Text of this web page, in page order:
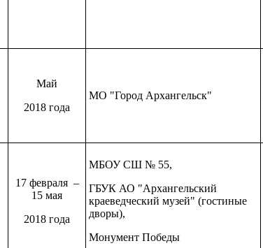
Май
2018 года
МО "Город Архангельск"
17 февраля –
15 мая
2018 года
МБОУ СШ № 55,
ГБУК АО "Архангельский
краеведческий музей" (гостиные
дворы),
Монумент Победы